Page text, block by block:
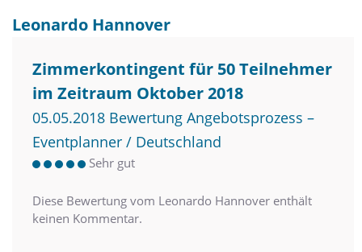
Leonardo Hannover
Zimmerkontingent für 50 Teilnehmer
im Zeitraum Oktober 2018
05.05.2018 Bewertung Angebotsprozess –
Eventplanner / Deutschland
Sehr gut
Diese Bewertung vom Leonardo Hannover enthält
keinen Kommentar.